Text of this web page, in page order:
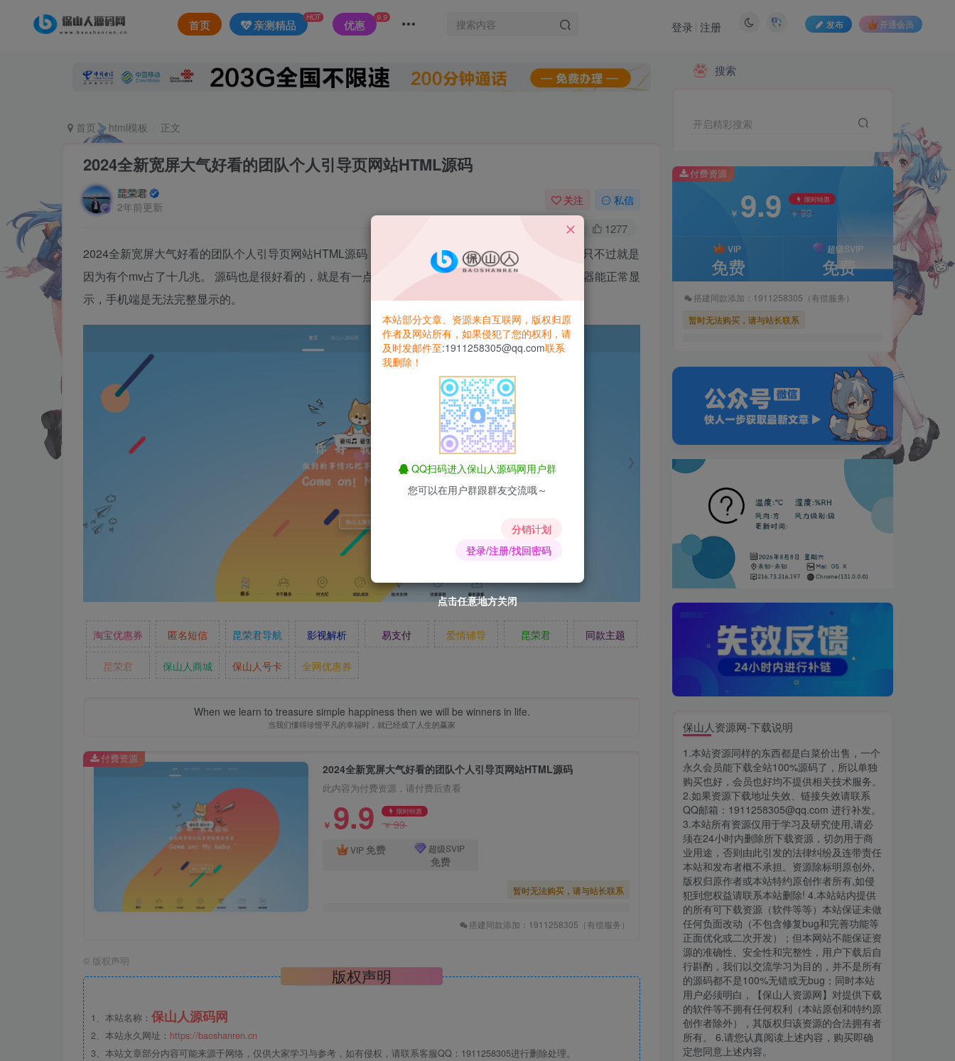
首页 亲测精品
HOT
优惠
9.9
发布 开通会员
登录 注册
首页 html模板 正文
2024全新宽屏大气好看的团队个人引导页网站HTML源码
昆荣君
2年前更新
关注 私信
3146 1277
2024全新宽屏大气好看的团队个人引导页网站HTML源码，带有音乐视频MV, 源码比较小只有七兆，只不过就是
因为有个mv占了十几兆。 源码也是很好看的，就是有一点不好的地方无手机自适应，只有PC端浏览器能正常显
示，手机端是无法完整显示的。
淘宝优惠券 匿名短信 昆荣君导航 影视解析 易支付 爱情辅导 昆荣君 同款主题
昆荣君 保山人商城 保山人号卡 全网优惠券
When we learn to treasure simple happiness then we will be winners in life.
当我们懂得珍惜平凡的幸福时，就已经成了人生的赢家
2024全新宽屏大气好看的团队个人引导页网站HTML源码
此内容为付费资源，请付费后查看
￥ 9.9 限时特惠
￥99
VIP 免费 超级SVIP
免费
暂时无法购买，请与站长联系
搭建同款添加：1911258305（有偿服务）
付费资源
© 版权声明
版权声明
1、本站名称： 保山人源码网
2、本站永久网址： https://baoshanren.cn
3、本站文章部分内容可能来源于网络，仅供大家学习与参考，如有侵权，请联系客服QQ：1911258305进行删除处理。
付费资源
免费 免费
搭建同款添加：1911258305（有偿服务）
暂时无法购买，请与站长联系
搜索
开启精彩搜索
付费资源
￥ 9.9 限时特惠
￥99
VIP
免费
超级SVIP
免费
搭建同款添加：1911258305（有偿服务）
暂时无法购买，请与站长联系
保山人资源网-下载说明
1.本站资源同样的东西都是白菜价出售，一个
永久会员能下载全站100%源码了，所以单独
购买也好，会员也好均不提供相关技术服务。
2.如果资源下载地址失效、链接失效请联系
QQ邮箱：1911258305@qq.com 进行补发。
3.本站所有资源仅用于学习及研究使用,请必
须在24小时内删除所下载资源，切勿用于商
业用途，否则由此引发的法律纠纷及连带责任
本站和发布者概不承担。资源除标明原创外,
版权归原作者或本站特约原创作者所有,如侵
犯到您权益请联系本站删除! 4.本站站内提供
的所有可下载资源（软件等等）本站保证未做
任何负面改动（不包含修复bug和完善功能等
正面优化或二次开发）；但本网站不能保证资
源的准确性、安全性和完整性，用户下载后自
行斟酌，我们以交流学习为目的，并不是所有
的源码都不是100%无错或无bug；同时本站
用户必须明白，【保山人资源网】对提供下载
的软件等不拥有任何权利（本站原创和特约原
创作者除外），其版权归该资源的合法拥有者
所有。 6.请您认真阅读上述内容，购买即确
定您同意上述内容。
点击任意地方关闭
点击任意地方关闭
点击任意地方关闭
点击任意地方关闭
点击任意地方关闭
点击任意地方关闭
点击任意地方关闭
本站部分文章、资源来自互联网，版权归原
作者及网站所有，如果侵犯了您的权利，请
及时发邮件至:1911258305@qq.com联系
我删除！
QQ扫码进入保山人源码网用户群
您可以在用户群跟群友交流哦～
分销计划
登录/注册/找回密码